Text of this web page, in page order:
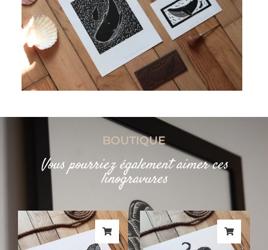
BOUTIQUE
Vous pourriez également aimer ces
linogravures